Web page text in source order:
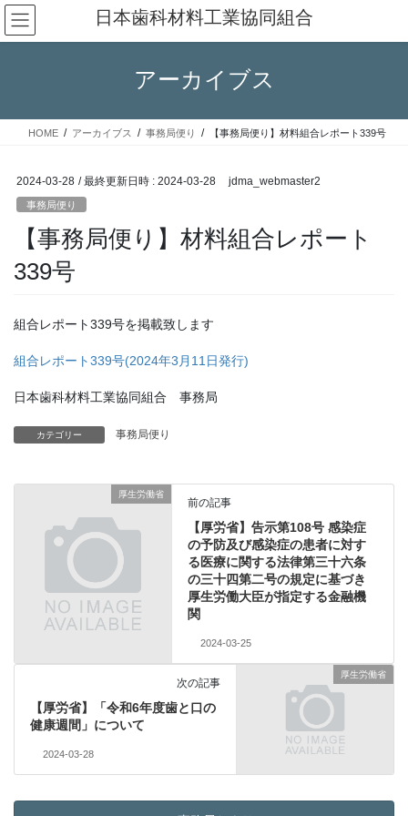
コ
ン
テ
ス
ナ
ビ
ゲ
ン
日本歯科材料工業協同組合
アーカイブス
HOME アーカイブス 事務局便り 【事務局便り】材料組合レポート339号
2024-03-28 / 最終更新日時 : 2024-03-28 jdma_webmaster2
事務局便り
【事務局便り】材料組合レポート
339号
組合レポート339号を掲載致します
組合レポート339号(2024年3月11日発行)
日本歯科材料工業協同組合 事務局
カテゴリー 事務局便り
厚生労働省
前の記事
【厚労省】告示第108号 感染症
の予防及び感染症の患者に対す
る医療に関する法律第三十六条
の三十四第二号の規定に基づき
厚生労働大臣が指定する金融機
関
2024-03-25
厚生労働省
次の記事
【厚労省】「令和6年度歯と口の
健康週間」について
2024-03-28